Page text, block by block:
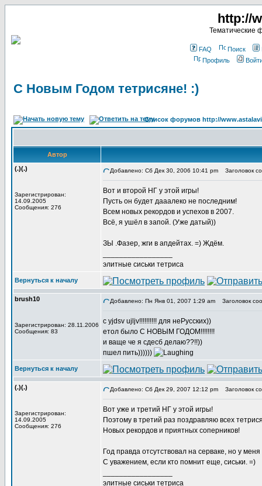
http://
Тематические
FAQ Поиск
Профиль
C Новым Годом тетрисяне! :)
Список форумов http://
Автор
(.)(.)
Зарегистрирован:
14.09.2005
Сообщения: 276
Добавлено: Сб Дек 30, 2006 10:41 pm Заголовок
Вот и второй НГ у этой игры!
Пусть он будет дааалеко не последним!
Всем новых рекордов и успехов в 2007.
Всё, я ушёл в запой. (Уже датый))
ЗЫ .Фазер, жги в апдейтах. =) Ждём.
элитные сиськи тетриса
Вернуться к началу
brush10
Зарегистрирован: 28.11.2006
Сообщения: 83
Добавлено: Пн Янв 01, 2007 1:29 am Заголовок
c yjdsv ujljv!!!!!!!!!! для неРусских))
етол было С НОВЫМ ГОДОМ!!!!!!!!
и ваще че я сдесб делаю??!!))
пшел пить))))))
Вернуться к началу
(.)(.)
Зарегистрирован:
14.09.2005
Сообщения: 276
Добавлено: Сб Дек 29, 2007 12:12 pm Заголовок
Вот уже и третий НГ у этой игры!
Поэтому в третий раз поздравляю всех
Новых рекордов и приятных соперников!
Год правда отсутствовал на серваке, но у
С уважением, если кто помнит еще, сиськи. =)
элитные сиськи тетриса